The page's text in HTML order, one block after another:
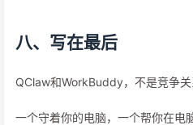
八、写在最后
QClaw和WorkBuddy，不是竞争关
一个守着你的电脑，一个帮你在电